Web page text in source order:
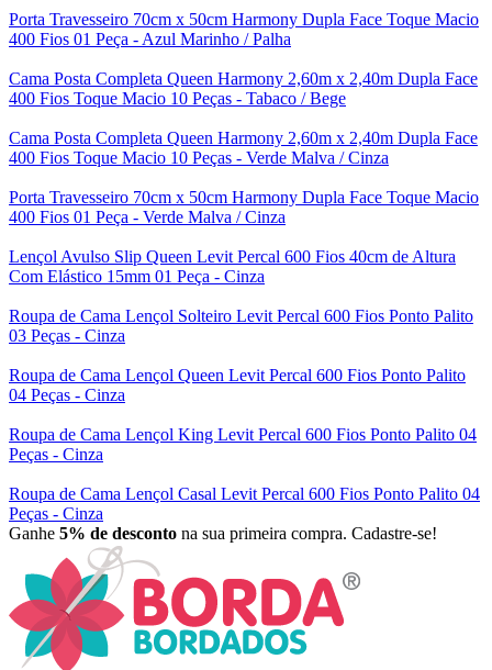
Porta Travesseiro 70cm x 50cm Harmony Dupla Face Toque Macio
400 Fios 01 Peça - Azul Marinho / Palha
Cama Posta Completa Queen Harmony 2,60m x 2,40m Dupla Face
400 Fios Toque Macio 10 Peças - Tabaco / Bege
Cama Posta Completa Queen Harmony 2,60m x 2,40m Dupla Face
400 Fios Toque Macio 10 Peças - Verde Malva / Cinza
Porta Travesseiro 70cm x 50cm Harmony Dupla Face Toque Macio
400 Fios 01 Peça - Verde Malva / Cinza
Lençol Avulso Slip Queen Levit Percal 600 Fios 40cm de Altura
Com Elástico 15mm 01 Peça - Cinza
Roupa de Cama Lençol Solteiro Levit Percal 600 Fios Ponto Palito
03 Peças - Cinza
Roupa de Cama Lençol Queen Levit Percal 600 Fios Ponto Palito
04 Peças - Cinza
Roupa de Cama Lençol King Levit Percal 600 Fios Ponto Palito 04
Peças - Cinza
Roupa de Cama Lençol Casal Levit Percal 600 Fios Ponto Palito 04
Peças - Cinza
Ganhe 5% de desconto na sua primeira compra. Cadastre-se!